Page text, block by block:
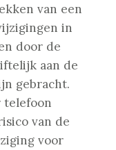
van een
in
door de
aan de
gebracht.
telefoon
van de
voor